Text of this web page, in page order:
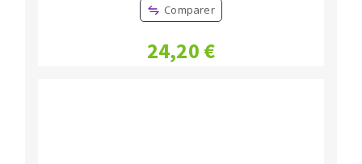
Comparer
24,20 €